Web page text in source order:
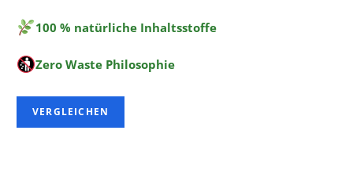
100 % natürliche Inhaltsstoffe
Zero Waste Philosophie
VERGLEICHEN